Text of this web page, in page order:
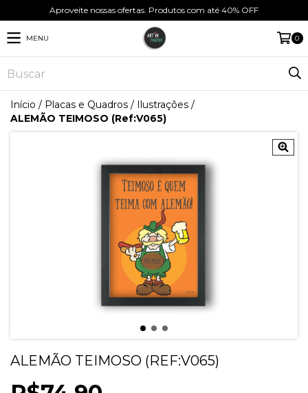
Aproveite nossas ofertas. Produtos com até 40% OFF
MENU 0
Início / Placas e Quadros / Ilustrações /
ALEMÃO TEIMOSO (Ref:V065)
ALEMÃO TEIMOSO (REF:V065)